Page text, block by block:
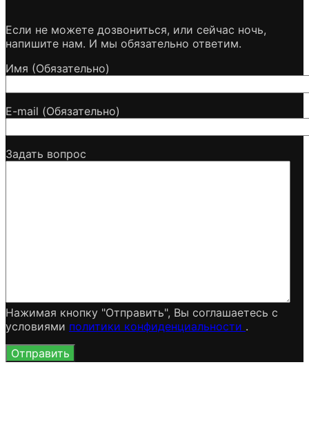
Если не можете дозвониться, или сейчас ночь,
напишите нам. И мы обязательно ответим.
Имя (Обязательно)
E-mail (Обязательно)
Задать вопрос
Нажимая кнопку "Отправить", Вы соглашаетесь c
условиями политики конфиденциальности .